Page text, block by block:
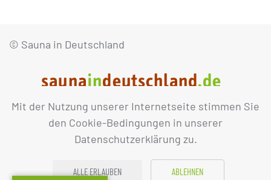
Mit der Nutzung unserer Internetseite stimmen Sie
den Cookie-Bedingungen in unserer
Datenschutzerklärung zu.
ALLE ERLAUBEN ABLEHNEN
© Sauna in Deutschland
IMPRESSUM DATENSCHUTZ